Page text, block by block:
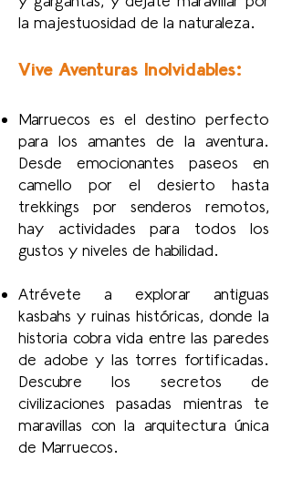
la majestuosidad de la naturaleza.
Vive Aventuras Inolvidables:
Marruecos es el destino perfecto
para los amantes de la aventura.
Desde emocionantes paseos en
camello por el desierto hasta
trekkings por senderos remotos,
hay actividades para todos los
gustos y niveles de habilidad.
Atrévete a explorar antiguas
kasbahs y ruinas históricas, donde la
historia cobra vida entre las paredes
de adobe y las torres fortificadas.
Descubre los secretos de
civilizaciones pasadas mientras te
maravillas con la arquitectura única
de Marruecos.